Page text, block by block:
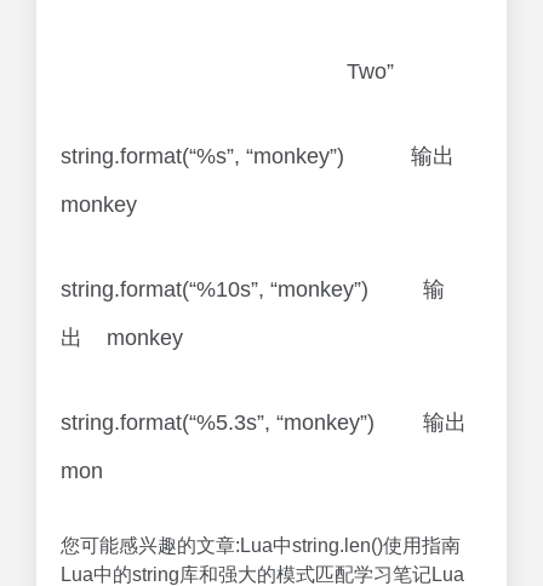
Two”
string.format(“%s”, “monkey”) 输出
monkey
string.format(“%10s”, “monkey”) 输
出 monkey
string.format(“%5.3s”, “monkey”) 输出
mon
您可能感兴趣的文章:Lua中string.len()使用指南
Lua中的string库和强大的模式匹配学习笔记Lua